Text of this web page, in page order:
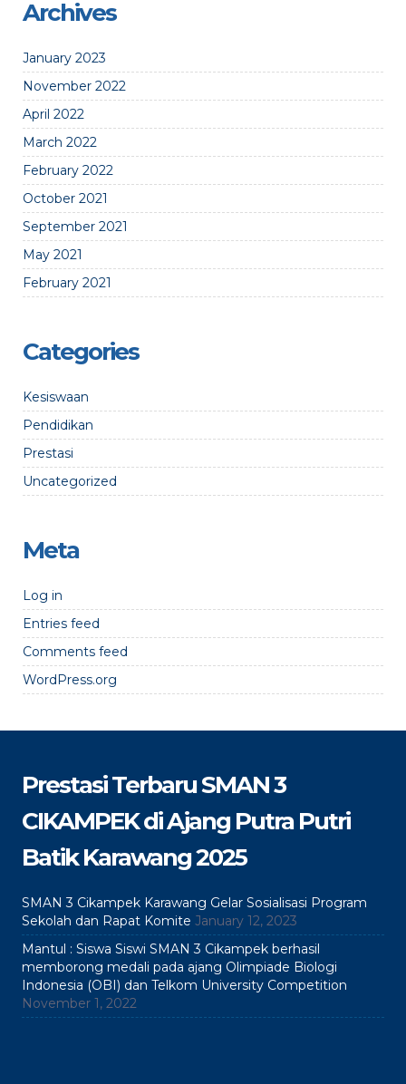
Archives
January 2023
November 2022
April 2022
March 2022
February 2022
October 2021
September 2021
May 2021
February 2021
Categories
Kesiswaan
Pendidikan
Prestasi
Uncategorized
Meta
Log in
Entries feed
Comments feed
WordPress.org
Prestasi Terbaru SMAN 3
CIKAMPEK di Ajang Putra Putri
Batik Karawang 2025
SMAN 3 Cikampek Karawang Gelar Sosialisasi Program
Sekolah dan Rapat Komite January 12, 2023
Mantul : Siswa Siswi SMAN 3 Cikampek berhasil
memborong medali pada ajang Olimpiade Biologi
Indonesia (OBI) dan Telkom University Competition
November 1, 2022